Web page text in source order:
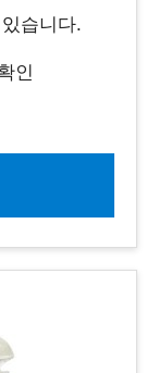
습니다.
인